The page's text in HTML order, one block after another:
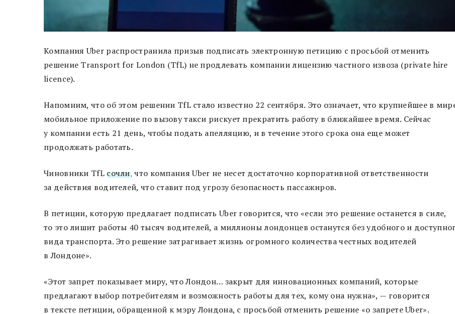
Компания Uber распространила призыв подписать электронную петицию с просьбой отменить
решение Transport for London (TfL) не продлевать компании лицензию частного извоза (private hire
licence).
Напомним, что об этом решении TfL стало известно 22 сентября. Это означает, что крупнейшее в
мобильное приложение по вызову такси рискует прекратить работу в ближайшее время. Сейчас
у компании есть 21 день, чтобы подать апелляцию, и в течение этого срока она еще может
продолжать работать.
Чиновники TfL сочли, что компания Uber не несет достаточно корпоративной ответственности
за действия водителей, что ставит под угрозу безопасность пассажиров.
В петиции, которую предлагает подписать Uber говорится, что «если это решение останется в силе,
то это лишит работы 40 тысяч водителей, а миллионы лондонцев останутся без удобного и
вида транспорта. Это решение затрагивает жизнь огромного количества честных водителей
в Лондоне».
«Этот запрет показывает миру, что Лондон… закрыт для инновационных компаний, которые
предлагают выбор потребителям и возможность работы для тех, кому она нужна», — говорится
в тексте петиции, обращенной к мэру Лондона, с просьбой отменить решение «о запрете Uber».